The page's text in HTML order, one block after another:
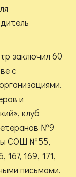
заключил 60
с
и
клуб
№9
СОШ №55,
169, 171,
письмами.